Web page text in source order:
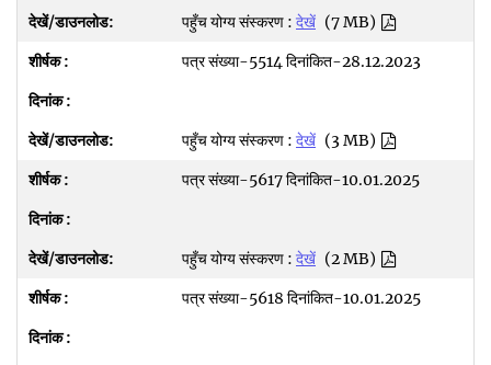
पहुँच योग्य संस्करण : देखें (7 MB)
पत्र संख्या-5514 दिनांकित-28.12.2023
पहुँच योग्य संस्करण : देखें (3 MB)
पत्र संख्या-5617 दिनांकित-10.01.2025
पहुँच योग्य संस्करण : देखें (2 MB)
पत्र संख्या-5618 दिनांकित-10.01.2025